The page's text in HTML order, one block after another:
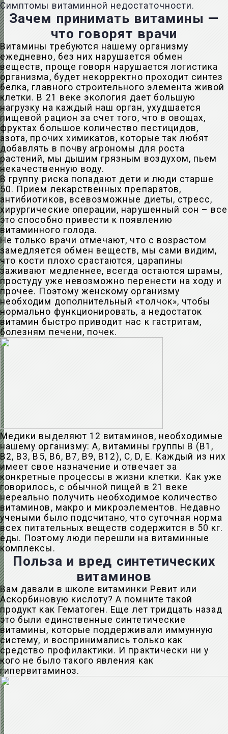
Симптомы витаминной недостаточности.
Зачем принимать витамины —
что говорят врачи
Витамины требуются нашему организму
ежедневно, без них нарушается обмен
веществ, проще говоря нарушается логистика
организма, будет некорректно проходит синтез
белка, главного строительного элемента живой
клетки. В 21 веке экология дает большую
нагрузку на каждый наш орган, ухудшается
пищевой рацион за счет того, что в овощах,
фруктах большое количество пестицидов,
азота, прочих химикатов, которые так любят
добавлять в почву агрономы для роста
растений, мы дышим грязным воздухом, пьем
некачественную воду.
В группу риска попадают дети и люди старше
50. Прием лекарственных препаратов,
антибиотиков, всевозможные диеты, стресс,
хирургические операции, нарушенный сон – все
это способно привести к появлению
витаминного голода.
Не только врачи отмечают, что с возрастом
замедляется обмен веществ, мы сами видим,
что кости плохо срастаются, царапины
заживают медленнее, всегда остаются шрамы,
простуду уже невозможно перенести на ходу и
прочее. Поэтому женскому организму
необходим дополнительный «толчок», чтобы
нормально функционировать, а недостаток
витамин быстро приводит нас к гастритам,
болезням печени, почек.
Медики выделяют 12 витаминов, необходимые
нашему организму: А, витамины группы В (В1,
В2, В3, В5, В6, В7, В9, В12), С, D, Е. Каждый из них
имеет свое назначение и отвечает за
конкретные процессы в жизни клетки. Как уже
говорилось, с обычной пищей в 21 веке
нереально получить необходимое количество
витаминов, макро и микроэлементов. Недавно
учеными было подсчитано, что суточная норма
всех питательных веществ содержится в 50 кг.
еды. Поэтому люди перешли на витаминные
комплексы.
Польза и вред синтетических
витаминов
Вам давали в школе витаминки Ревит или
Аскорбиновую кислоту? А помните такой
продукт как Гематоген. Еще лет тридцать назад
это были единственные синтетические
витамины, которые поддерживали иммунную
систему, и воспринимались только как
средство профилактики. И практически ни у
кого не было такого явления как
гипервитаминоз.